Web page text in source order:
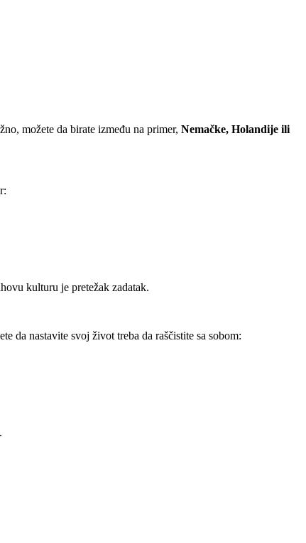
možete da birate između na primer, Nemačke, Holandije ili
kulturu je pretežak zadatak.
da nastavite svoj život treba da raščistite sa sobom: